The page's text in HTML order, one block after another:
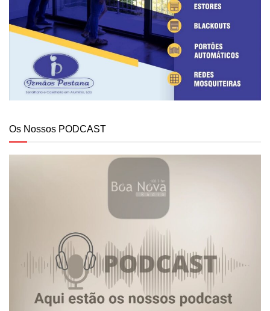
Os Nossos PODCAST